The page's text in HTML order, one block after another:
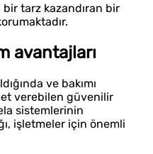
tarz kazandıran bir
avantajları
ve bakımı
verebilen güvenilir
sistemlerinin
işletmeler için önemli